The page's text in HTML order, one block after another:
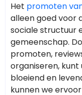
Het promoten
alleen goed voor
sociale structuur
gemeenschap.
promoten,
organiseren,
bloeiend en
kunnen we